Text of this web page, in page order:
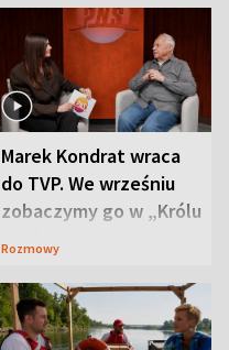
Marek Kondrat wraca
do TVP. We wrześniu
zobaczymy go w „Królu
Maciusiu I”
Rozmowy